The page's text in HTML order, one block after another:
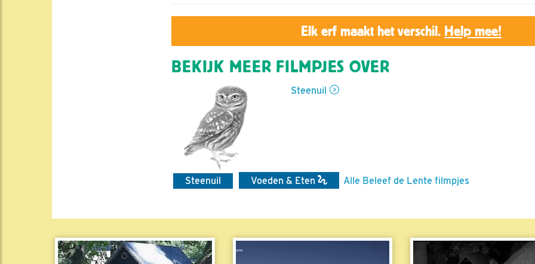
Elk erf maakt het verschil. Help mee!
BEKIJK MEER FILMPJES OVER
Steenuil
Steenuil Voeden & Eten Alle Beleef de Lente filmpjes